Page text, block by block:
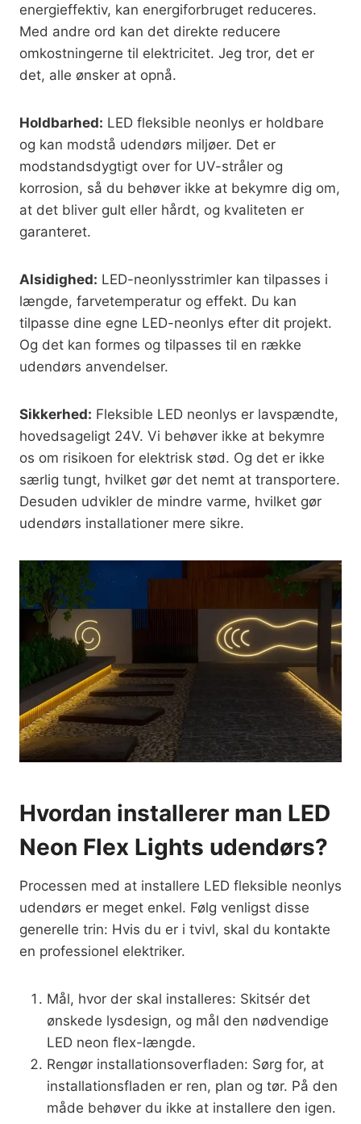
energieffektiv, kan energiforbruget reduceres.
Med andre ord kan det direkte reducere
omkostningerne til elektricitet. Jeg tror, det er
det, alle ønsker at opnå.
Holdbarhed: LED fleksible neonlys er holdbare
og kan modstå udendørs miljøer. Det er
modstandsdygtigt over for UV-stråler og
korrosion, så du behøver ikke at bekymre dig om,
at det bliver gult eller hårdt, og kvaliteten er
garanteret.
Alsidighed: LED-neonlysstrimler kan tilpasses i
længde, farvetemperatur og effekt. Du kan
tilpasse dine egne LED-neonlys efter dit projekt.
Og det kan formes og tilpasses til en række
udendørs anvendelser.
Sikkerhed: Fleksible LED neonlys er lavspændte,
hovedsageligt 24V. Vi behøver ikke at bekymre
os om risikoen for elektrisk stød. Og det er ikke
særlig tungt, hvilket gør det nemt at transportere.
Desuden udvikler de mindre varme, hvilket gør
udendørs installationer mere sikre.
Hvordan installerer man LED
Neon Flex Lights udendørs?
Processen med at installere LED fleksible neonlys
udendørs er meget enkel. Følg venligst disse
generelle trin: Hvis du er i tvivl, skal du kontakte
en professionel elektriker.
Mål, hvor der skal installeres: Skitsér det
ønskede lysdesign, og mål den nødvendige
LED neon flex-længde.
Rengør installationsoverfladen: Sørg for, at
installationsfladen er ren, plan og tør. På den
måde behøver du ikke at installere den igen.